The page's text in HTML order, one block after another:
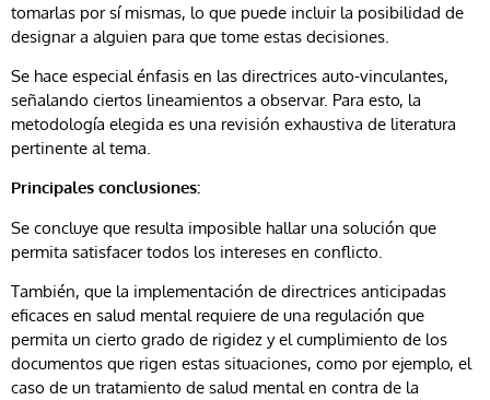
tomarlas por sí mismas, lo que puede incluir la posibilidad de
designar a alguien para que tome estas decisiones.
Se hace especial énfasis en las directrices auto-vinculantes,
señalando ciertos lineamientos a observar. Para esto, la
metodología elegida es una revisión exhaustiva de literatura
pertinente al tema.
Principales conclusiones:
Se concluye que resulta imposible hallar una solución que
permita satisfacer todos los intereses en conflicto.
También, que la implementación de directrices anticipadas
eficaces en salud mental requiere de una regulación que
permita un cierto grado de rigidez y el cumplimiento de los
documentos que rigen estas situaciones, como por ejemplo, el
caso de un tratamiento de salud mental en contra de la